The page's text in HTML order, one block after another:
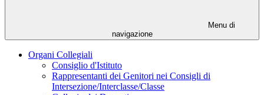
Menu di
navigazione
Organi Collegiali
Consiglio d'Istituto
Rappresentanti dei Genitori nei Consigli di
Intersezione/Interclasse/Classe